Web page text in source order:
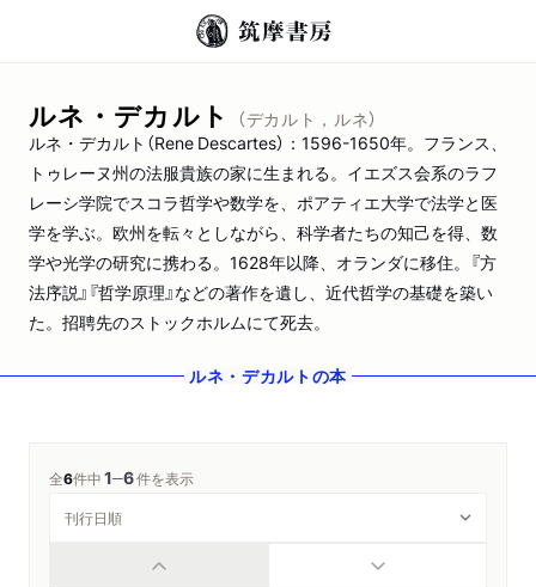
ルネ・デカルト
（デカルト，ルネ）
ルネ・デカルト（Rene Descartes）：1596-1650年。フランス、
トゥレーヌ州の法服貴族の家に生まれる。イエズス会系のラフ
レーシ学院でスコラ哲学や数学を、ポアティエ大学で法学と医
学を学ぶ。欧州を転々としながら、科学者たちの知己を得、数
学や光学の研究に携わる。1628年以降、オランダに移住。『方
法序説』『哲学原理』などの著作を遺し、近代哲学の基礎を築い
た。招聘先のストックホルムにて死去。
ルネ・デカルトの本
全6件中1─6件を表示